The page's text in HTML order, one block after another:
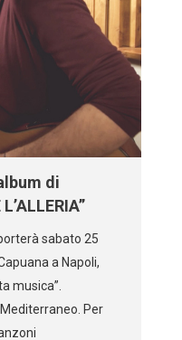
di
sabato 25
a Napoli,
musica”.
Per